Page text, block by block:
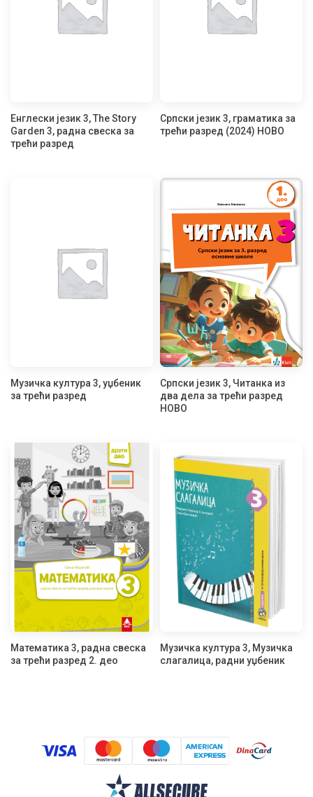
Енглески језик 3, The Story
Garden 3, радна свеска за
трећи разред
Српски језик 3, граматика за
трећи разред (2024) НОВО
Музичка култура 3, уџбеник
за трећи разред
Српски језик 3, Читанка из
два дела за трећи разред
НОВО
Математика 3, радна свеска
за трећи разред 2. део
Музичка култура 3, Музичка
слагалица, радни уџбеник